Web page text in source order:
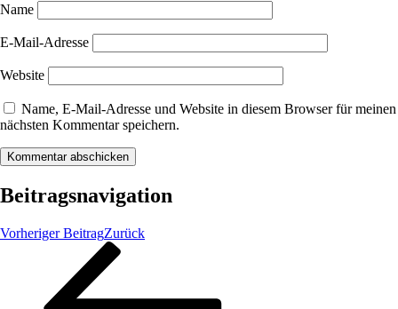
Name
E-Mail-Adresse
Website
Name, E-Mail-Adresse und Website in diesem Browser für meinen
nächsten Kommentar speichern.
Beitragsnavigation
Vorheriger BeitragZurück